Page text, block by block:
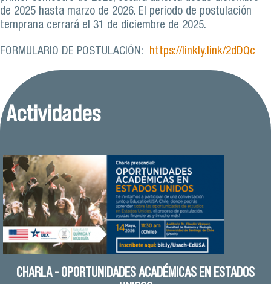
de 2025 hasta marzo de 2026. El periodo de postulación
temprana cerrará el 31 de diciembre de 2025.
FORMULARIO DE POSTULACIÓN: https://linkly.link/2dDQc
Actividades
CHARLA - OPORTUNIDADES ACADÉMICAS EN ESTADOS